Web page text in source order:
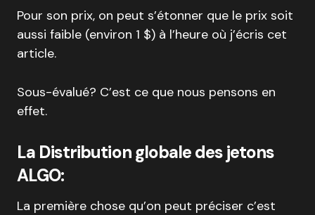
Pour son prix, on peut s’étonner que le prix soit
aussi faible (environ 1 $) à l’heure où j’écris cet
article.
Sous-évalué? C’est ce que nous pensons en
effet.
La Distribution globale des jetons
ALGO:
La première chose qu’on peut préciser c’est